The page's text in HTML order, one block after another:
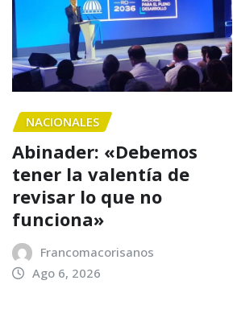
NACIONALES
Abinader: «Debemos
tener la valentía de
revisar lo que no
funciona»
Francomacorisanos
Ago 6, 2026